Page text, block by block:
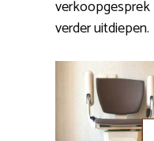
verder uitdiepen.